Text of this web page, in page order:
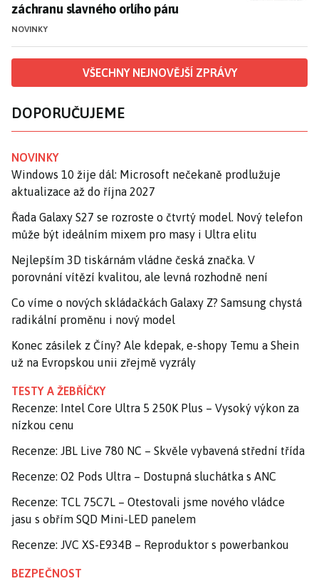
záchranu slavného orlího páru
NOVINKY
VŠECHNY NEJNOVĚJŠÍ ZPRÁVY
DOPORUČUJEME
NOVINKY
Windows 10 žije dál: Microsoft nečekaně prodlužuje
aktualizace až do října 2027
Řada Galaxy S27 se rozroste o čtvrtý model. Nový telefon
může být ideálním mixem pro masy i Ultra elitu
Nejlepším 3D tiskárnám vládne česká značka. V
porovnání vítězí kvalitou, ale levná rozhodně není
Co víme o nových skládačkách Galaxy Z? Samsung chystá
radikální proměnu i nový model
Konec zásilek z Číny? Ale kdepak, e-shopy Temu a Shein
už na Evropskou unii zřejmě vyzrály
TESTY A ŽEBŘÍČKY
Recenze: Intel Core Ultra 5 250K Plus – Vysoký výkon za
nízkou cenu
Recenze: JBL Live 780 NC – Skvěle vybavená střední třída
Recenze: O2 Pods Ultra – Dostupná sluchátka s ANC
Recenze: TCL 75C7L – Otestovali jsme nového vládce
jasu s obřím SQD Mini-LED panelem
Recenze: JVC XS-E934B – Reproduktor s powerbankou
BEZPEČNOST